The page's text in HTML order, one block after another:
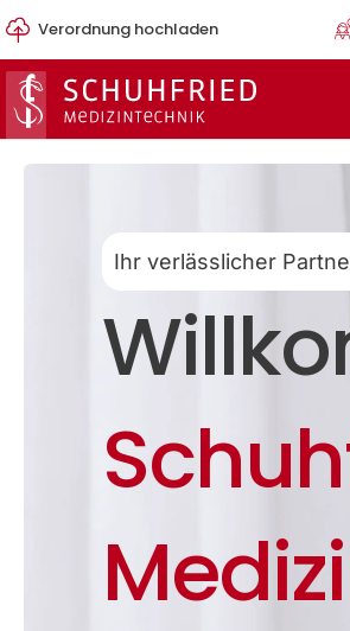
Zum
Inhalt
springen
Verordnung hochladen
Ihr verlässlicher